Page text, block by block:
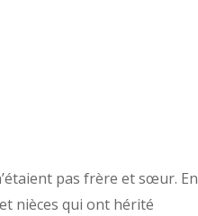
pas frère et sœur. En
nièces qui ont hérité